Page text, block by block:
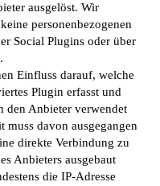
ausgelöst. Wir
personenbezogenen
Social Plugins oder über
Einfluss darauf, welche
Plugin erfasst und
den Anbieter verwendet
muss davon ausgegangen
direkte Verbindung zu
Anbieters ausgebaut
die IP-Adresse